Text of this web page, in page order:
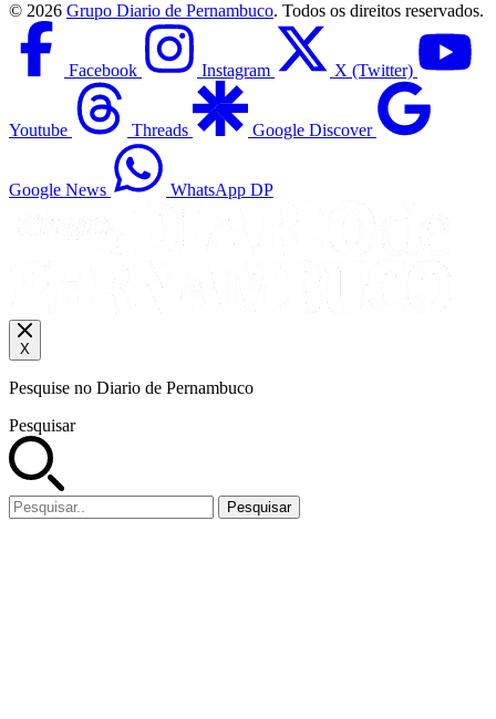
© 2026 Grupo Diario de Pernambuco. Todos os direitos reservados.
Facebook Instagram X (Twitter)
Youtube Threads Google Discover
Google News WhatsApp DP
X
Pesquise no Diario de Pernambuco
Pesquisar
Pesquisar